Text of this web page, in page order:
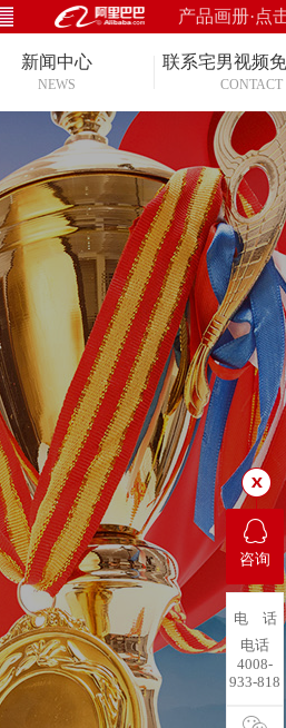
产品画册·点
新闻中心
NEWS
联系宅男视频
CONTACT
咨询
电 话
电话
4008-
933-818